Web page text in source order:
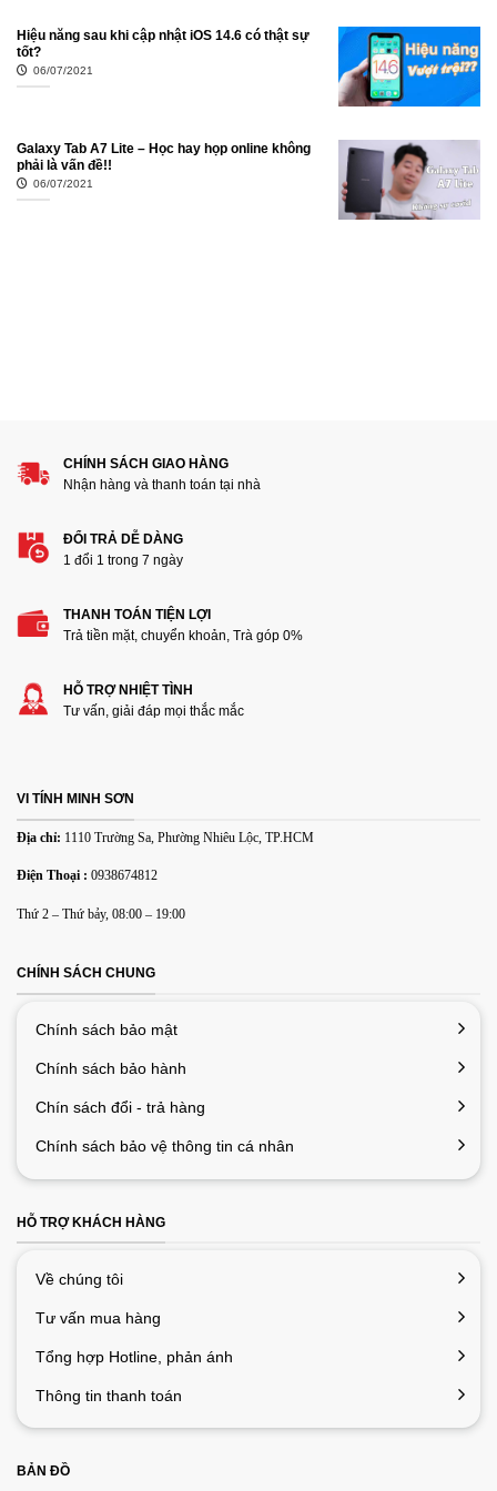
Hiệu năng sau khi cập nhật iOS 14.6 có thật sự
tốt?
06/07/2021
Galaxy Tab A7 Lite – Học hay họp online không
phải là vấn đề!!
06/07/2021
CHÍNH SÁCH GIAO HÀNG
Nhận hàng và thanh toán tại nhà
ĐỔI TRẢ DỄ DÀNG
1 đổi 1 trong 7 ngày
THANH TOÁN TIỆN LỢI
Trả tiền mặt, chuyển khoản, Trà góp 0%
HỖ TRỢ NHIỆT TÌNH
Tư vấn, giải đáp mọi thắc mắc
VI TÍNH MINH SƠN
Địa chỉ: 1110 Trường Sa, Phường Nhiêu Lộc, TP.HCM
Điện Thoại : 0938674812
Thứ 2 – Thứ bảy, 08:00 – 19:00
CHÍNH SÁCH CHUNG
Chính sách bảo mật
Chính sách bảo hành
Chín sách đổi - trả hàng
Chính sách bảo vệ thông tin cá nhân
HỖ TRỢ KHÁCH HÀNG
Về chúng tôi
Tư vấn mua hàng
Tổng hợp Hotline, phản ánh
Thông tin thanh toán
BẢN ĐỒ